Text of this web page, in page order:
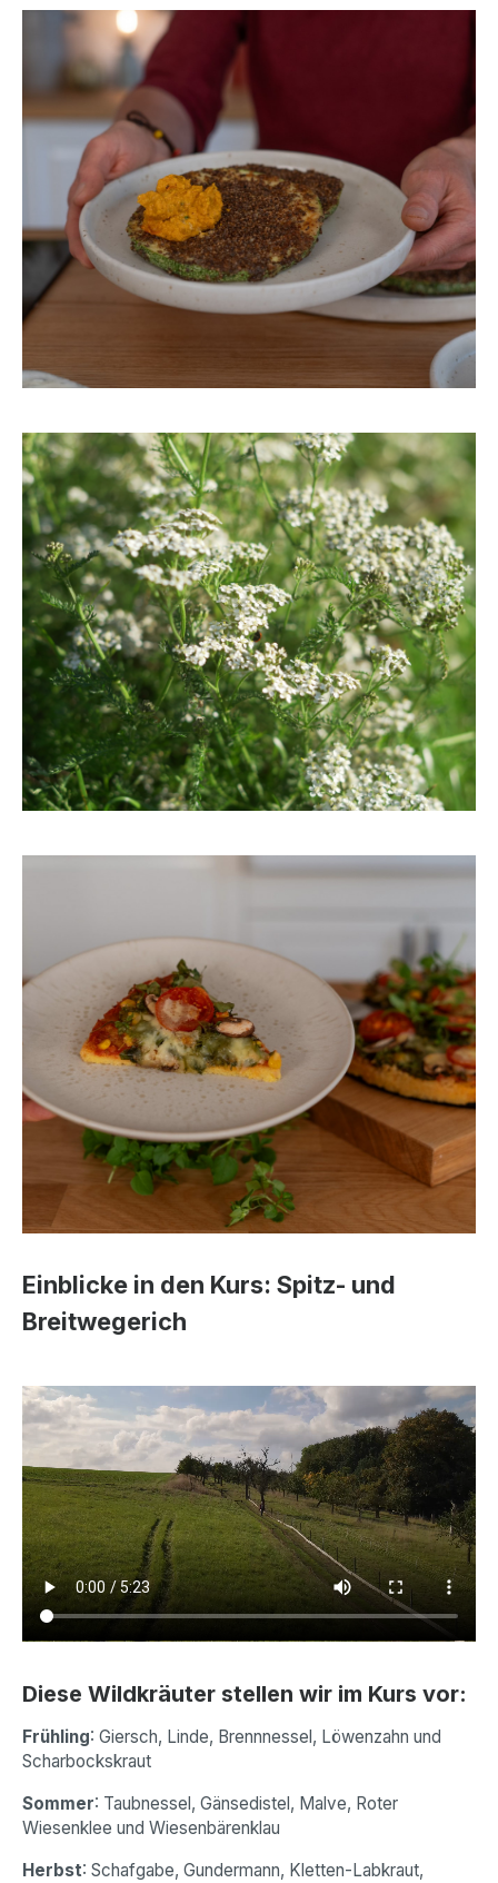
Einblicke in den Kurs: Spitz- und
Breitwegerich
Diese Wildkräuter stellen wir im Kurs vor:
Frühling: Giersch, Linde, Brennnessel, Löwenzahn und
Scharbockskraut
Sommer: Taubnessel, Gänsedistel, Malve, Roter
Wiesenklee und Wiesenbärenklau
Herbst: Schafgabe, Gundermann, Kletten-Labkraut,